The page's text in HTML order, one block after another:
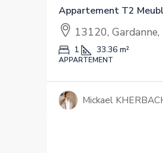
Appartement T2
13120, Gardanne,
1 33.36 m²
APPARTEMENT
Mickael